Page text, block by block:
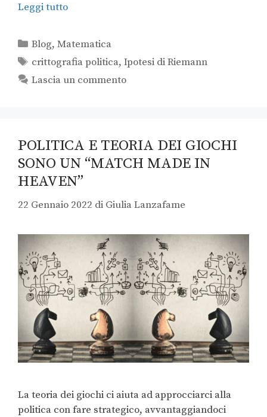
Leggi tutto
Blog,Matematica
crittografia politica,Ipotesi di Riemann
Lascia un commento
POLITICA E TEORIA DEI GIOCHI
SONO UN “MATCH MADE IN
HEAVEN”
22 Gennaio 2022 di Giulia Lanzafame
La teoria dei giochi ci aiuta ad approcciarci alla
politica con fare strategico, avvantaggiandoci